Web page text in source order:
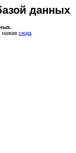
данных
нажав сюда